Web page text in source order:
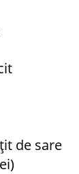
de sare